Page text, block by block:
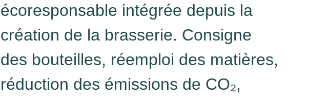
écoresponsable intégrée depuis la
création de la brasserie. Consigne
des bouteilles, réemploi des matières,
réduction des émissions de CO₂,